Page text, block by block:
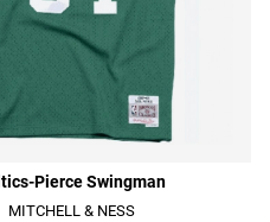
Pierce Swingman
MITCHELL & NESS